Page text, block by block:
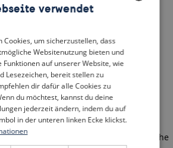
side exception has occurred
(see the
DUTCH
FRENCH
GERMAN
verwendet
Cookies, um sicherzustellen, dass
Websitenutzung bieten und
Funktionen auf unserer Website, wie
Lesezeichen, bereit stellen zu
dir dafür alle Cookies zu
du möchtest, kannst du deine
jederzeit ändern, indem du auf
in der unteren linken Ecke klickst.